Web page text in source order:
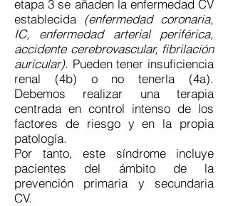
etapa 3 se añaden la enfermedad CV
establecida (enfermedad coronaria,
IC, enfermedad arterial periférica,
accidente cerebrovascular, fibrilación
auricular). Pueden tener insuficiencia
renal (4b) o no tenerla (4a).
Debemos realizar una terapia
centrada en control intenso de los
factores de riesgo y en la propia
patología.
Por tanto, este síndrome incluye
pacientes del ámbito de la
prevención primaria y secundaria
CV.